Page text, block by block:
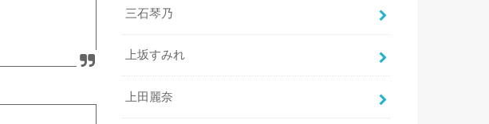
三石琴乃
上坂すみれ
上田麗奈